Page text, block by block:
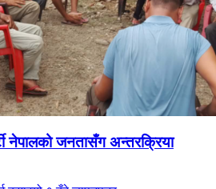
नेपालको जनतासँग अन्तरक्रिया